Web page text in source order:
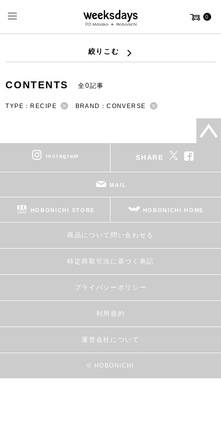
0
絞りこむ
CONTENTS 全0記事
TYPE：RECIPE BRAND：CONVERSE
instagram SHARE
MAIL
HOBONICHI STORE HOBONICHI HOME
商品について問い合わせる
特定商取引法に基づく表記
プライバシーポリシー
利用規約
運営会社について
© HOBONICHI